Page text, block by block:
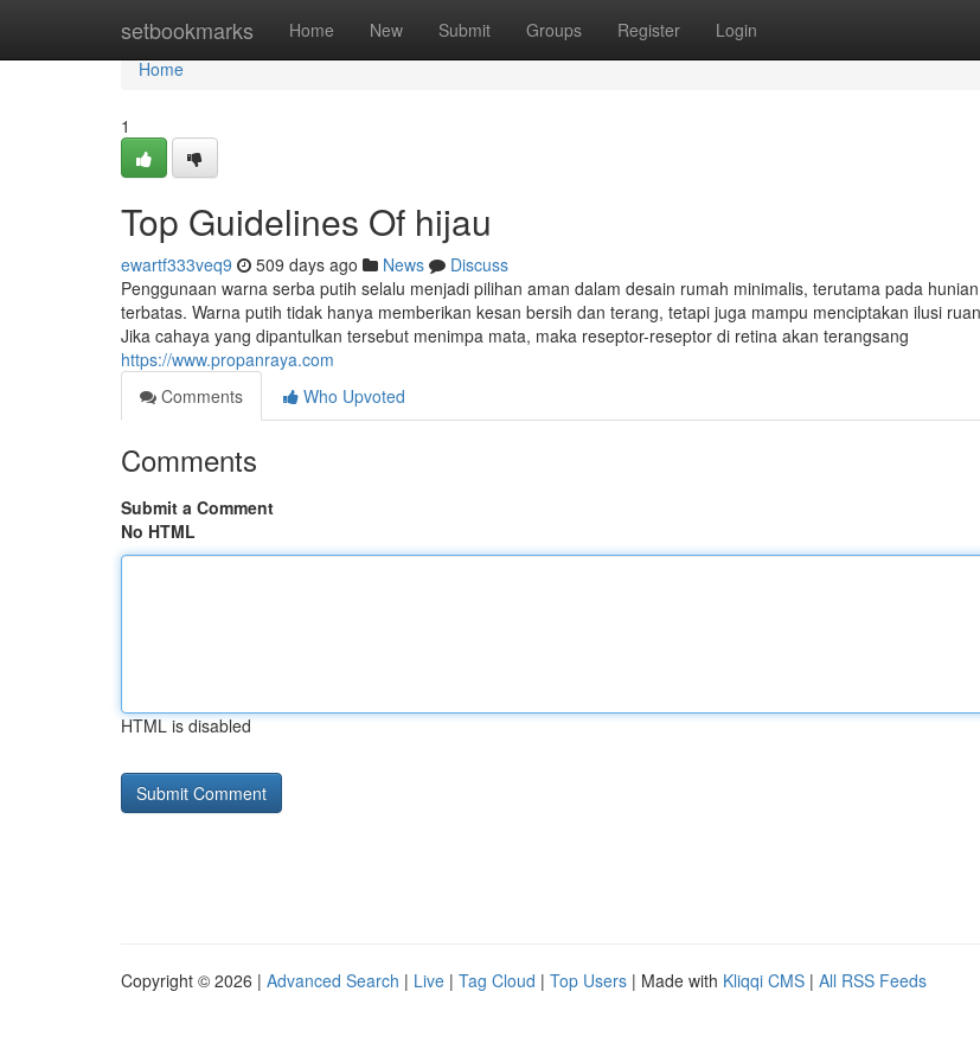
setbookmarks Home New Submit Groups Register Login
Home
Home
1
Top Guidelines Of hijau
ewartf333veq9 509 days ago News
Discuss
Penggunaan warna serba putih selalu menjadi pilihan aman dalam desain rumah minimalis, terutama pada
terbatas. Warna putih tidak hanya memberikan kesan bersih dan terang, tetapi juga mampu menciptakan ilusi
Jika cahaya yang dipantulkan tersebut menimpa mata, maka reseptor-reseptor di retina akan terangsang
https://www.propanraya.com
Comments
Who Upvoted
Comments
Submit a Comment
No HTML
HTML is disabled
Copyright © 2026 | Advanced Search | Live | Tag Cloud | Top Users | Made with Kliqqi CMS | All RSS Feeds